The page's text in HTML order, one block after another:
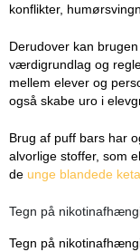
konflikter,
Derudover kan
værdigrundlag og
mellem elever og
også skabe uro i
Brug af puff bars har
alvorlige stoffer, som
de unge blandede
Tegn på
Tegn på